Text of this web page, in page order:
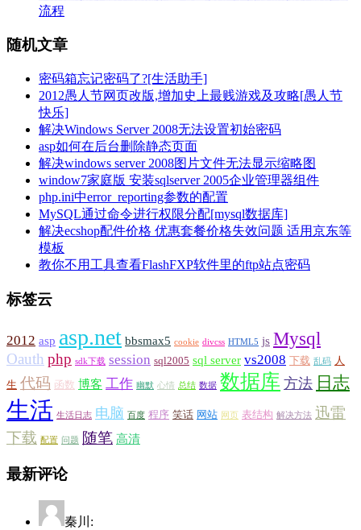
流程
随机文章
密码箱忘记密码了?[生活助手]
2012愚人节网页改版,增加史上最贱游戏及攻略[愚人节
快乐]
解决Windows Server 2008无法设置初始密码
asp如何在后台删除静态页面
解决windows server 2008图片文件无法显示缩略图
window7家庭版 安装sqlserver 2005企业管理器组件
php.ini中error_reporting参数的配置
MySQL通过命令进行权限分配[mysql数据库]
解决ecshop配件价格 优惠套餐价格失效问题 适用京东等
模板
教你不用工具查看FlashFXP软件里的ftp站点密码
标签云
2012 asp asp.net bbsmax5 cookie divcss HTML5 js Mysql
Oauth php sdk下载 session sql2005 sql server vs2008 下载 乱码 人
生 代码 函数 博客 工作 幽默 心情 总结 数据 数据库 方法 日志
生活 生活日志 电脑 百度 程序 笑话 网站 网页 表结构 解决方法 迅雷
下载 配置 问题 随笔 高清
最新评论
秦川: